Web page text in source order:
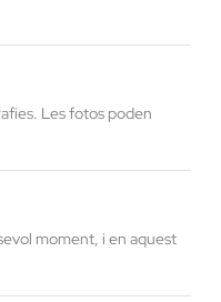
Les fotos poden
moment, i en aquest